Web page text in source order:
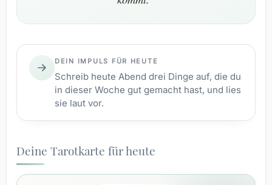
DEIN IMPULS FÜR HEUTE
Schreib heute Abend drei Dinge auf, die du
in dieser Woche gut gemacht hast, und lies
sie laut vor.
Deine Tarotkarte für heute